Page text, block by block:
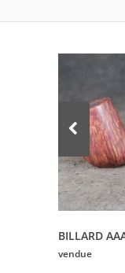
BILLARD
vendue